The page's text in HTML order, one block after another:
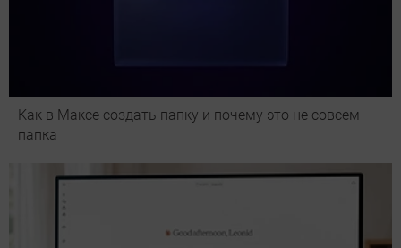
Как в Максе создать папку и почему это не совсем
папка